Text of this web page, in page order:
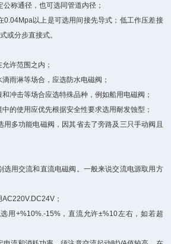
称通径，也可选同管道内径；
0.04Mpa以上是可选用间接先导式；低工作压差接
或分步直接式。
许范围之内；
雨淋等场合，应选防水电磁阀；
冲击等场合应选特殊品种，例如船用电磁阀；
的使用应优先根据安全性要求选用耐发蚀型；
多功能电磁阀，因其省去了旁路及三只手动阀且
选用交流和直流电磁阀。一般来说交流电源取用方
；
用+%10%.-15%，直流允许±%10左右，如若超